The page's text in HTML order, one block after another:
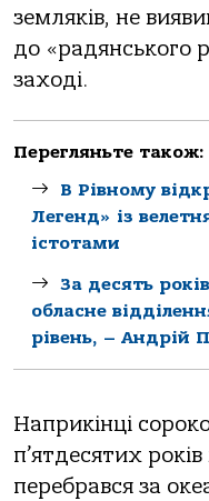
земляків, не
до «радянського
заході.
Перегляньте також:
В Рівному
Легенд» із
істотами
За десять
обласне
рівень, – Андрій
Наприкінці
п’ятдесятих
перебрався за